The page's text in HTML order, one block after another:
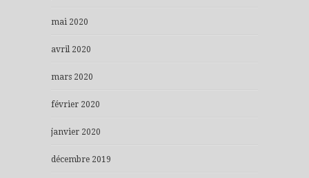
mai 2020
avril 2020
mars 2020
février 2020
janvier 2020
décembre 2019